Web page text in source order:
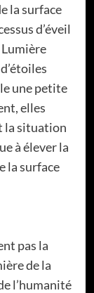
la surface
d’éveil
une petite
elles
la situation
à élever la
la surface
pas la
de la
l’humanité